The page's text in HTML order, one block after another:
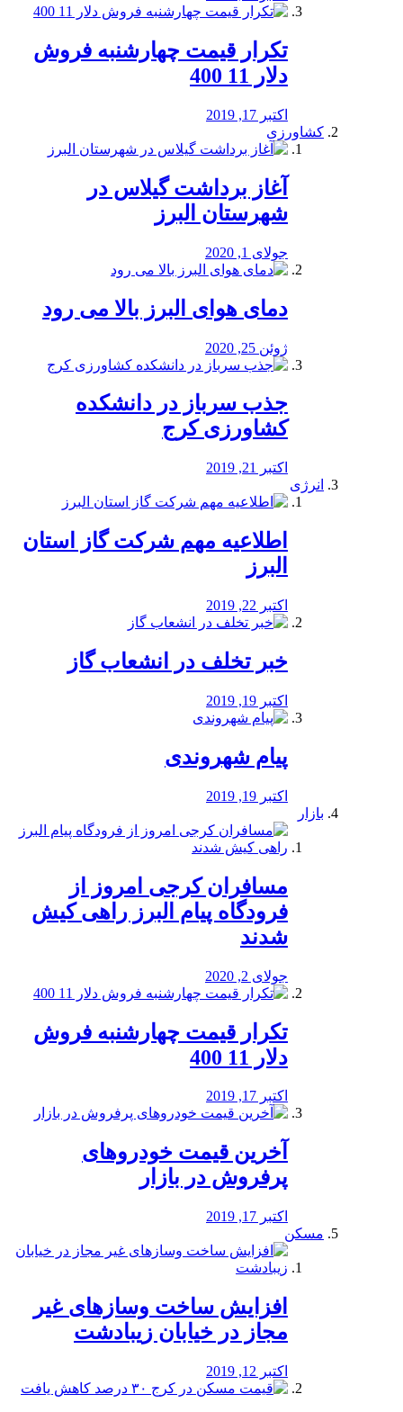
تکرار قیمت چهارشنبه فروش
دلار 11 400
اکتبر 17, 2019
کشاورزی
آغاز برداشت گیلاس در
شهرستان البرز
جولای 1, 2020
دمای هوای البرز بالا می رود
ژوئن 25, 2020
جذب سرباز در دانشکده
کشاورزی کرج
اکتبر 21, 2019
انرژی
️اطلاعیه مهم شرکت گاز استان
البرز
اکتبر 22, 2019
خبر تخلف در انشعاب گاز
اکتبر 19, 2019
پیام شهروندی
اکتبر 19, 2019
بازار
مسافران کرجی امروز از
فرودگاه پیام البرز راهی کیش
شدند
جولای 2, 2020
تکرار قیمت چهارشنبه فروش
دلار 11 400
اکتبر 17, 2019
آخرین قیمت خودرو‌های
پرفروش در بازار
اکتبر 17, 2019
مسکن
افزایش ساخت وسازهای غیر
مجاز در خیابان زیبادشت
اکتبر 12, 2019